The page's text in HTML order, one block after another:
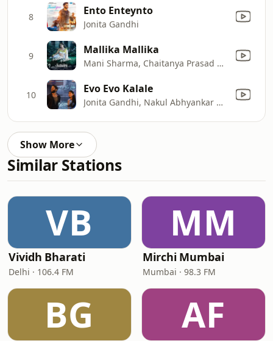
8 Ento Enteynto
Jonita Gandhi
9 Mallika Mallika
Mani Sharma, Chaitanya Prasad & Ramya Behara
10 Evo Evo Kalale
Jonita Gandhi, Nakul Abhyankar & Pawan Ch
Show More
Similar Stations
VB
Vividh Bharati
Delhi · 106.4 FM
MM
Mirchi Mumbai
Mumbai · 98.3 FM
BG AF